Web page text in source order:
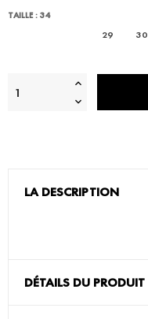
TAILLE : 34
29 30
LA DESCRIPTION
DÉTAILS DU PRODUIT